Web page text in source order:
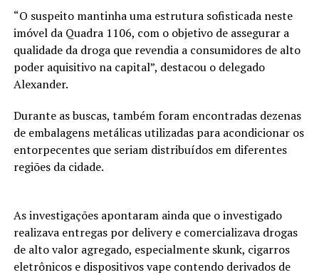
“O suspeito mantinha uma estrutura sofisticada neste
imóvel da Quadra 1106, com o objetivo de assegurar a
qualidade da droga que revendia a consumidores de alto
poder aquisitivo na capital”, destacou o delegado
Alexander.
Durante as buscas, também foram encontradas dezenas
de embalagens metálicas utilizadas para acondicionar os
entorpecentes que seriam distribuídos em diferentes
regiões da cidade.
As investigações apontaram ainda que o investigado
realizava entregas por delivery e comercializava drogas
de alto valor agregado, especialmente skunk, cigarros
eletrônicos e dispositivos vape contendo derivados de